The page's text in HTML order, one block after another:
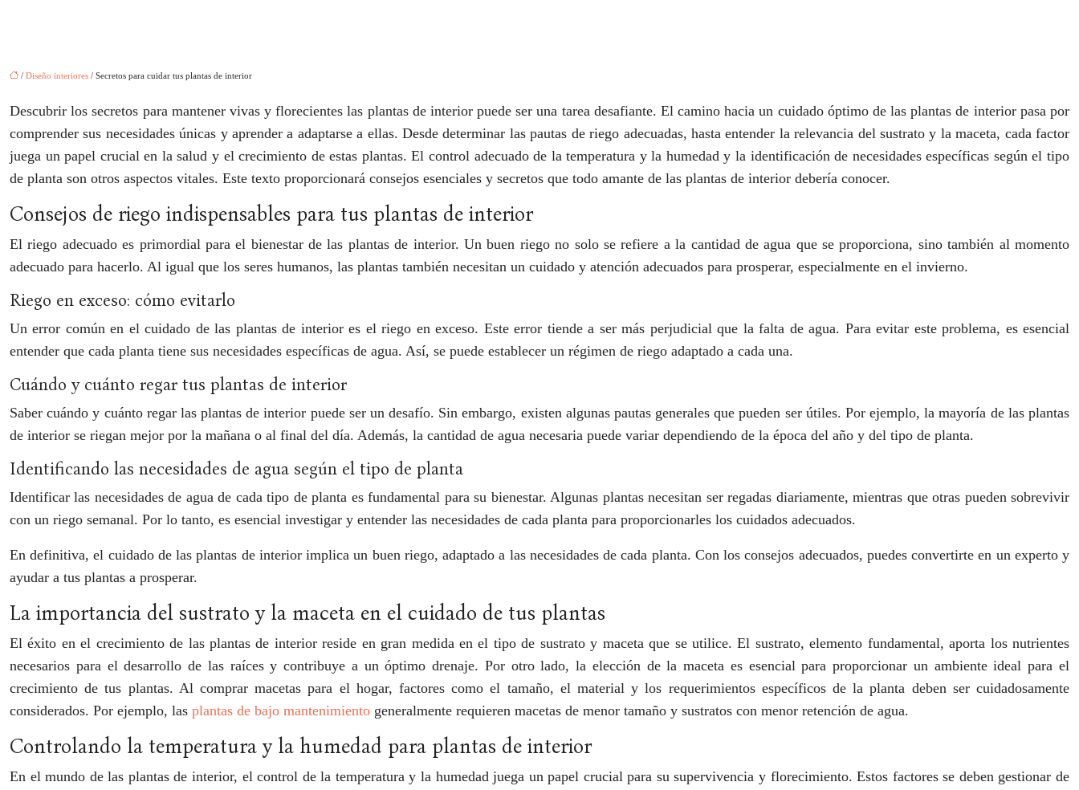
/ Diseño interiores / Secretos para cuidar tus plantas de interior
Descubrir los secretos para mantener vivas y florecientes las plantas de interior puede ser una tarea desafiante. El camino hacia un cuidado óptimo de las plantas de interior pasa por
comprender sus necesidades únicas y aprender a adaptarse a ellas. Desde determinar las pautas de riego adecuadas, hasta entender la relevancia del sustrato y la maceta, cada factor
juega un papel crucial en la salud y el crecimiento de estas plantas. El control adecuado de la temperatura y la humedad y la identificación de necesidades específicas según el tipo
de planta son otros aspectos vitales. Este texto proporcionará consejos esenciales y secretos que todo amante de las plantas de interior debería conocer.
Consejos de riego indispensables para tus plantas de interior
El riego adecuado es primordial para el bienestar de las plantas de interior. Un buen riego no solo se refiere a la cantidad de agua que se proporciona, sino también al momento
adecuado para hacerlo. Al igual que los seres humanos, las plantas también necesitan un cuidado y atención adecuados para prosperar, especialmente en el invierno.
Riego en exceso: cómo evitarlo
Un error común en el cuidado de las plantas de interior es el riego en exceso. Este error tiende a ser más perjudicial que la falta de agua. Para evitar este problema, es esencial
entender que cada planta tiene sus necesidades específicas de agua. Así, se puede establecer un régimen de riego adaptado a cada una.
Cuándo y cuánto regar tus plantas de interior
Saber cuándo y cuánto regar las plantas de interior puede ser un desafío. Sin embargo, existen algunas pautas generales que pueden ser útiles. Por ejemplo, la mayoría de las plantas
de interior se riegan mejor por la mañana o al final del día. Además, la cantidad de agua necesaria puede variar dependiendo de la época del año y del tipo de planta.
Identificando las necesidades de agua según el tipo de planta
Identificar las necesidades de agua de cada tipo de planta es fundamental para su bienestar. Algunas plantas necesitan ser regadas diariamente, mientras que otras pueden sobrevivir
con un riego semanal. Por lo tanto, es esencial investigar y entender las necesidades de cada planta para proporcionarles los cuidados adecuados.
En definitiva, el cuidado de las plantas de interior implica un buen riego, adaptado a las necesidades de cada planta. Con los consejos adecuados, puedes convertirte en un experto y
ayudar a tus plantas a prosperar.
La importancia del sustrato y la maceta en el cuidado de tus plantas
El éxito en el crecimiento de las plantas de interior reside en gran medida en el tipo de sustrato y maceta que se utilice. El sustrato, elemento fundamental, aporta los nutrientes
necesarios para el desarrollo de las raíces y contribuye a un óptimo drenaje. Por otro lado, la elección de la maceta es esencial para proporcionar un ambiente ideal para el
crecimiento de tus plantas. Al comprar macetas para el hogar, factores como el tamaño, el material y los requerimientos específicos de la planta deben ser cuidadosamente
considerados. Por ejemplo, las plantas de bajo mantenimiento generalmente requieren macetas de menor tamaño y sustratos con menor retención de agua.
Controlando la temperatura y la humedad para plantas de interior
En el mundo de las plantas de interior, el control de la temperatura y la humedad juega un papel crucial para su supervivencia y florecimiento. Estos factores se deben gestionar de